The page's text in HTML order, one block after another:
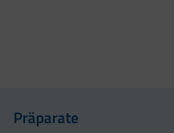
Präparate